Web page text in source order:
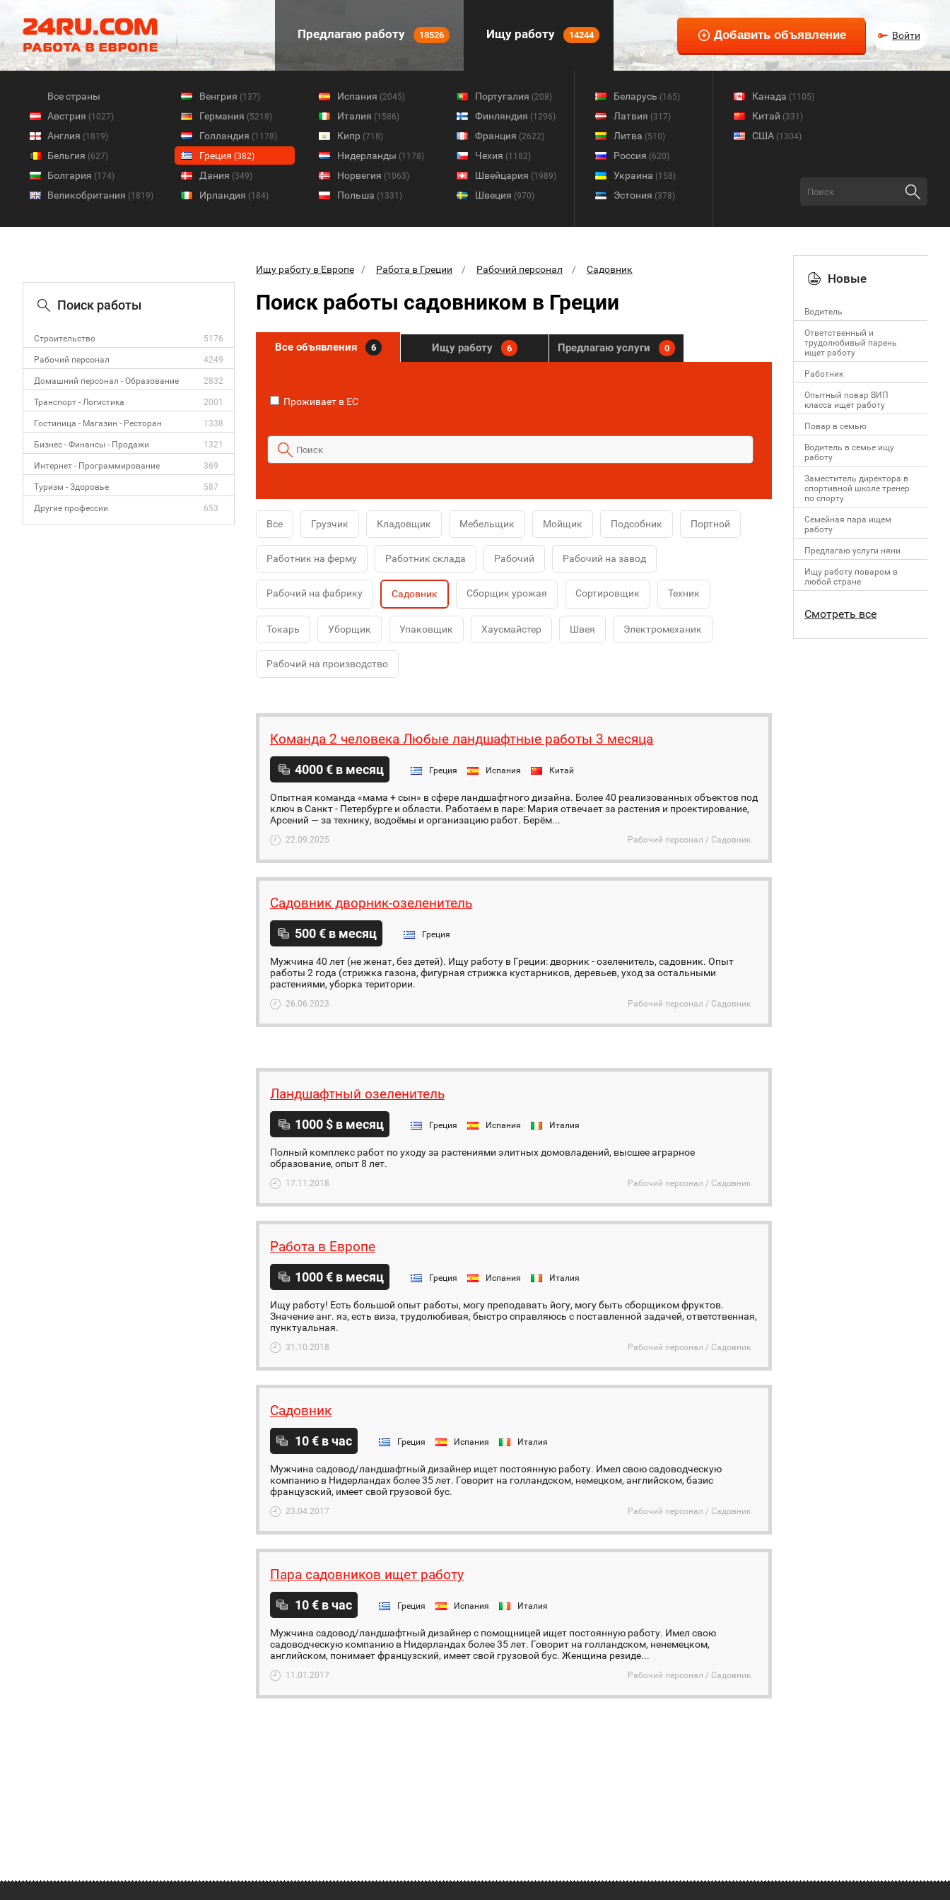
Предлагаю работу 18526 Ищу работу 14244 Войти
Все страны
Австрия (1027)
Англия (1819)
Бельгия (627)
Болгария (174)
Великобритания (1819)
Венгрия (137)
Германия (5218)
Голландия (1178)
Греция (382)
Дания (349)
Ирландия (184)
Испания (2045)
Италия (1586)
Кипр (718)
Нидерланды (1178)
Норвегия (1063)
Польша (1331)
Португалия (208)
Финляндия (1296)
Франция (2622)
Чехия (1182)
Швейцария (1989)
Швеция (970)
Беларусь (165)
Латвия (317)
Литва (510)
Россия (620)
Украина (158)
Эстония (378)
Канада (1105)
Китай (331)
США (1304)
Поиск работы
Строительство 5176
Рабочий персонал 4249
Домашний персонал - Образование 2832
Транспорт - Логистика 2001
Гостиница - Магазин - Ресторан 1338
Бизнес - Финансы - Продажи 1321
Интернет - Программирование 369
Туризм - Здоровье 587
Другие профессии 653
Ищу работу в Европе Работа в Греции Рабочий персонал Садовник
Поиск работы садовником в Греции
Все объявления 6 Ищу работу 6 Предлагаю услуги 0
Проживает в ЕС
Все Грузчик Кладовщик Мебельщик Мойщик Подсобник Портной
Работник на ферму Работник склада Рабочий Рабочий на завод
Рабочий на фабрику Садовник Сборщик урожая Сортировщик Техник
Токарь Уборщик Упаковщик Хаусмайстер Швея Электромеханик
Рабочий на производство
Команда 2 человека Любые ландшафтные работы 3 месяца
4000 € в месяц Греция Испания Китай
Опытная команда «мама + сын» в сфере ландшафтного дизайна. Более 40 реализованных объектов под
ключ в Санкт - Петербурге и области. Работаем в паре: Мария отвечает за растения и проектирование,
Арсений — за технику, водоёмы и организацию работ. Берём...
22.09.2025 Рабочий персонал / Садовник
Садовник дворник-озеленитель
500 € в месяц Греция
Мужчина 40 лет (не женат, без детей). Ищу работу в Греции: дворник - озеленитель, садовник. Опыт
работы 2 года (стрижка газона, фигурная стрижка кустарников, деревьев, уход за остальными
растениями, уборка територии.
26.06.2023 Рабочий персонал / Садовник
Ландшафтный озеленитель
1000 $ в месяц Греция Испания Италия
Полный комплекс работ по уходу за растениями элитных домовладений, высшее аграрное
образование, опыт 8 лет.
17.11.2018 Рабочий персонал / Садовник
Работа в Европе
1000 € в месяц Греция Испания Италия
Ищу работу! Есть большой опыт работы, могу преподавать йогу, могу быть сборщиком фруктов.
Значение анг. яз, есть виза, трудолюбивая, быстро справляюсь с поставленной задачей, ответственная,
пунктуальная.
31.10.2018 Рабочий персонал / Садовник
Садовник
10 € в час Греция Испания Италия
Мужчина садовод/ландшафтный дизайнер ищет постоянную работу. Имел свою садоводческую
компанию в Нидерландах более 35 лет. Говорит на голландском, немецком, английском, базис
французский, имеет свой грузовой бус.
23.04.2017 Рабочий персонал / Садовник
Пара садовников ищет работу
10 € в час Греция Испания Италия
Мужчина садовод/ландшафтный дизайнер с помощницей ищет постоянную работу. Имел свою
садоводческую компанию в Нидерландах более 35 лет. Говорит на голландском, ненемецком,
английском, понимает французский, имеет свой грузовой бус. Женщина резиде...
11.01.2017 Рабочий персонал / Садовник
Новые
Водитель
Ответственный и
трудолюбивый парень
ищет работу
Работник
Опытный повар ВИП
класса ищет работу
Повар в семью
Водитель в семье ищу
работу
Заместитель директора в
спортивной школе тренер
по спорту
Семейная пара ищем
работу
Предлагаю услуги няни
Ищу работу поваром в
любой стране
Смотреть все